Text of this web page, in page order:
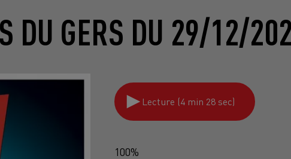
DU GERS DU 29/12/
Lecture (4 min 28 sec)
100%